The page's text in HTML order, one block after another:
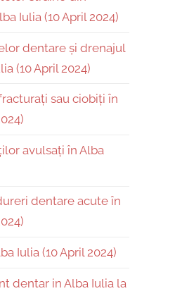
Iulia (10 April 2024)
dentare și drenajul
(10 April 2024)
sau ciobiți în
avulsați în Alba
dentare acute în
Iulia (10 April 2024)
dentar in Alba Iulia la